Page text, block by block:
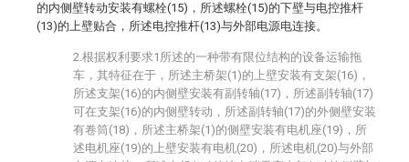
的内侧壁转动安装有螺栓(15)，所述螺栓(15)的下壁与电控推杆
(13)的上壁贴合，所述电控推杆(13)与外部电源电连接。
2.根据权利要求1所述的一种带有限位结构的设备运输拖
车，其特征在于，所述主桥架(1)的上壁安装有支架(16)，
所述支架(16)的内侧壁安装有副转轴(17)，所述副转轴(17)
可在支架(16)的内侧壁转动，所述副转轴(17)的外侧壁安装
有卷筒(18)，所述主桥架(1)的侧壁安装有电机座(19)，所
述电机座(19)的上壁安装有电机(20)，所述电机(20)与外部